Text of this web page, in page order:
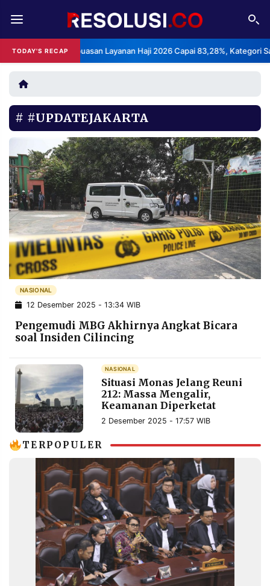
TODAY'S RECAP
Indeks Kepuasan Layanan Haji 2026 Capai 83,28%, Kategori Sangat
REDAKSI TENTANG
RESOLUSI IKLAN
RUBRIKASI
EDITORIAL AKSARA
FINANSIA PERSONA
DAERAH NASIONAL
MANCA SPORT
INFORMASI
PRIVACY
POLICY
BERITA
WARGA
INFORMASI
IKLAN
KIRIM
PENGADUAN TERM
OF
IKUTI
KAMI
RESOLUSI
MEDIA
PRAMUDITA
#UPDATEJAKARTA
NASIONAL
12 Desember 2025 - 13:34 WIB
Pengemudi MBG Akhirnya Angkat Bicara
soal Insiden Cilincing
NASIONAL
Situasi Monas Jelang Reuni
212: Massa Mengalir,
Keamanan Diperketat
2 Desember 2025 - 17:57 WIB
TERPOPULER